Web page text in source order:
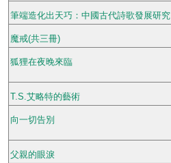
筆端造化出天巧：中國古代詩歌發展研究
魔戒(共三冊)
狐狸在夜晚來臨
T.S.艾略特的藝術
向一切告別
父親的眼淚